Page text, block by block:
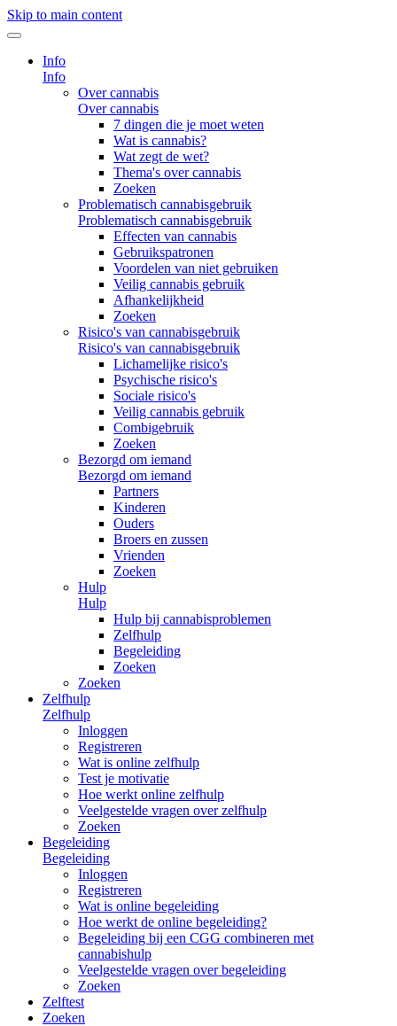
Skip to main content
Info
Info
Over cannabis
Over cannabis
7 dingen die je moet weten
Wat is cannabis?
Wat zegt de wet?
Thema's over cannabis
Zoeken
Problematisch cannabisgebruik
Problematisch cannabisgebruik
Effecten van cannabis
Gebruikspatronen
Voordelen van niet gebruiken
Veilig cannabis gebruik
Afhankelijkheid
Zoeken
Risico's van cannabisgebruik
Risico's van cannabisgebruik
Lichamelijke risico's
Psychische risico's
Sociale risico's
Veilig cannabis gebruik
Combigebruik
Zoeken
Bezorgd om iemand
Bezorgd om iemand
Partners
Kinderen
Ouders
Broers en zussen
Vrienden
Zoeken
Hulp
Hulp
Hulp bij cannabisproblemen
Zelfhulp
Begeleiding
Zoeken
Zoeken
Zelfhulp
Zelfhulp
Inloggen
Registreren
Wat is online zelfhulp
Test je motivatie
Hoe werkt online zelfhulp
Veelgestelde vragen over zelfhulp
Zoeken
Begeleiding
Begeleiding
Inloggen
Registreren
Wat is online begeleiding
Hoe werkt de online begeleiding?
Begeleiding bij een CGG combineren met
cannabishulp
Veelgestelde vragen over begeleiding
Zoeken
Zelftest
Zoeken